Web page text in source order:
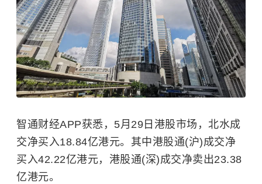
智通财经APP获悉，5月29日港股市场，北水成
交净买入18.84亿港元。其中港股通(沪)成交净
买入42.22亿港元，港股通(深)成交净卖出23.38
亿港元。